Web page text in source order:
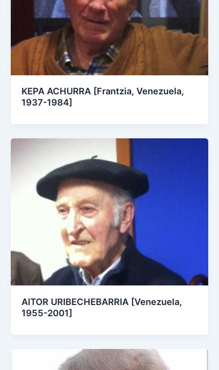
KEPA ACHURRA [Frantzia, Venezuela,
1937-1984]
AITOR URIBECHEBARRIA [Venezuela,
1955-2001]